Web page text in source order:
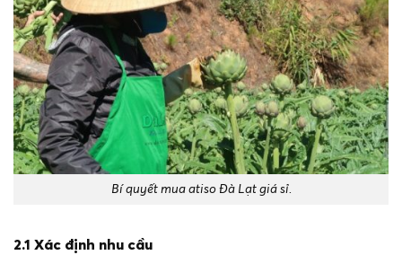
Bí quyết mua atiso Đà Lạt giá sỉ.
2.1 Xác định nhu cầu